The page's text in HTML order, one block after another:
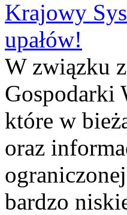
Krajowy
upałów!
W związku
Gospodarki
które w
oraz
bardzo